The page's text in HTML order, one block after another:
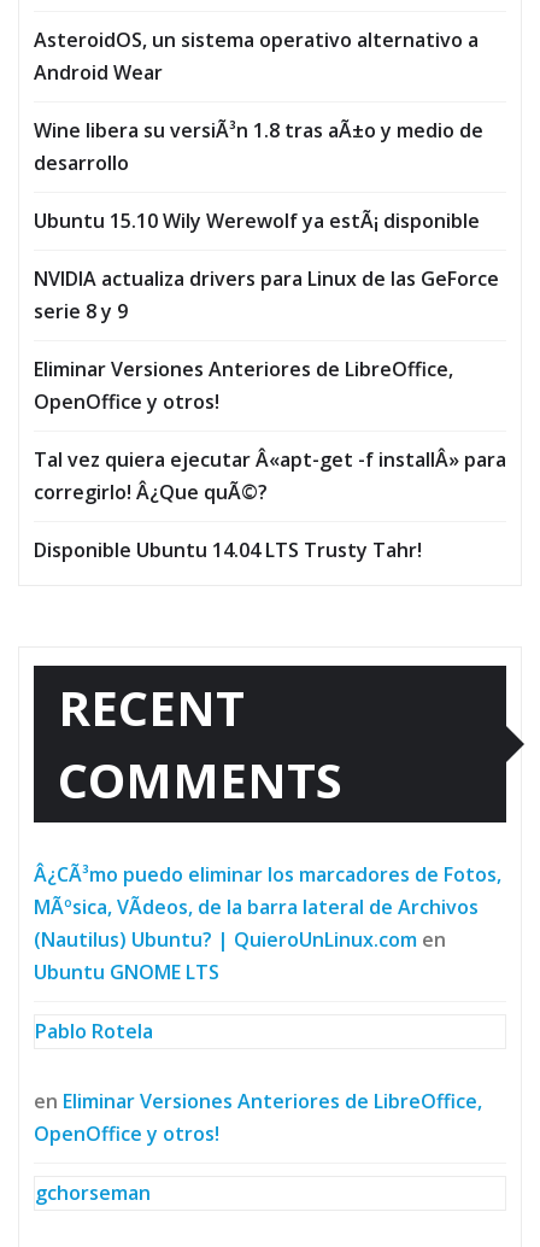
AsteroidOS, un sistema operativo alternativo a
Android Wear
Wine libera su versiÃ³n 1.8 tras aÃ±o y medio de
desarrollo
Ubuntu 15.10 Wily Werewolf ya estÃ¡ disponible
NVIDIA actualiza drivers para Linux de las GeForce
serie 8 y 9
Eliminar Versiones Anteriores de LibreOffice,
OpenOffice y otros!
Tal vez quiera ejecutar Â«apt-get -f installÂ» para
corregirlo! Â¿Que quÃ©?
Disponible Ubuntu 14.04 LTS Trusty Tahr!
RECENT
COMMENTS
Â¿CÃ³mo puedo eliminar los marcadores de Fotos,
MÃºsica, VÃ­deos, de la barra lateral de Archivos
(Nautilus) Ubuntu? | QuieroUnLinux.com en
Ubuntu GNOME LTS
Pablo Rotela
en Eliminar Versiones Anteriores de LibreOffice,
OpenOffice y otros!
gchorseman